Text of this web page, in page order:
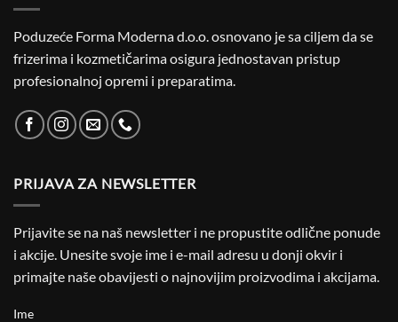
Poduzeće Forma Moderna d.o.o. osnovano je sa ciljem da se
frizerima i kozmetičarima osigura jednostavan pristup
profesionalnoj opremi i preparatima.
PRIJAVA ZA NEWSLETTER
Prijavite se na naš newsletter i ne propustite odlične ponude
i akcije. Unesite svoje ime i e-mail adresu u donji okvir i
primajte naše obavijesti o najnovijim proizvodima i akcijama.
Ime